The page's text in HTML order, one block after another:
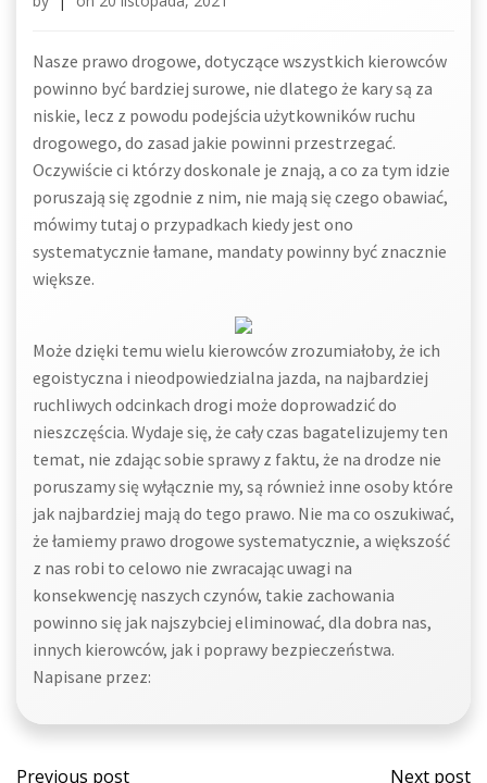
Nasze prawo drogowe, dotyczące wszystkich kierowców
powinno być bardziej surowe, nie dlatego że kary są za
niskie, lecz z powodu podejścia użytkowników ruchu
drogowego, do zasad jakie powinni przestrzegać.
Oczywiście ci którzy doskonale je znają, a co za tym idzie
poruszają się zgodnie z nim, nie mają się czego obawiać,
mówimy tutaj o przypadkach kiedy jest ono
systematycznie łamane, mandaty powinny być znacznie
większe.
Może dzięki temu wielu kierowców zrozumiałoby, że ich
egoistyczna i nieodpowiedzialna jazda, na najbardziej
ruchliwych odcinkach drogi może doprowadzić do
nieszczęścia. Wydaje się, że cały czas bagatelizujemy ten
temat, nie zdając sobie sprawy z faktu, że na drodze nie
poruszamy się wyłącznie my, są również inne osoby które
jak najbardziej mają do tego prawo. Nie ma co oszukiwać,
że łamiemy prawo drogowe systematycznie, a większość
z nas robi to celowo nie zwracając uwagi na
konsekwencję naszych czynów, takie zachowania
powinno się jak najszybciej eliminować, dla dobra nas,
innych kierowców, jak i poprawy bezpieczeństwa.
Napisane przez:
Post
Previous post Post
Next post